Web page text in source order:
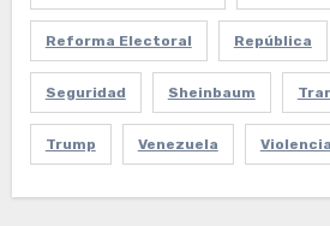
Reforma Electoral República
Seguridad Sheinbaum
Trump Venezuela Violencia